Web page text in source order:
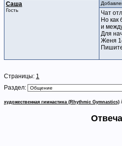
Саша
Гость
Чат
Но как
и
Для
Женя
Страницы: 1
Раздел:
художественная гимнастика (Rhythmic Gymnastics)